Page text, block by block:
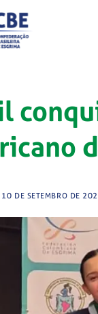
10 DE SETEMBRO DE